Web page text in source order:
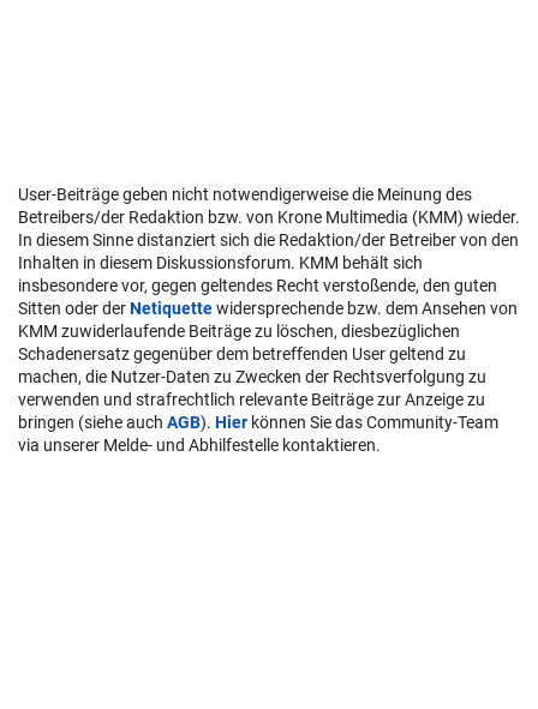
User-Beiträge geben nicht notwendigerweise die Meinung des
Betreibers/der Redaktion bzw. von Krone Multimedia (KMM) wieder.
In diesem Sinne distanziert sich die Redaktion/der Betreiber von den
Inhalten in diesem Diskussionsforum. KMM behält sich
insbesondere vor, gegen geltendes Recht verstoßende, den guten
Sitten oder derNetiquettewidersprechende bzw. dem Ansehen von
KMM zuwiderlaufende Beiträge zu löschen, diesbezüglichen
Schadenersatz gegenüber dem betreffenden User geltend zu
machen, die Nutzer-Daten zu Zwecken der Rechtsverfolgung zu
verwenden und strafrechtlich relevante Beiträge zur Anzeige zu
bringen (siehe auch AGB). Hier können Sie das Community-Team
via unserer Melde- und Abhilfestelle kontaktieren.